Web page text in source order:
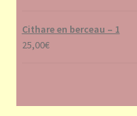
Cithare en berceau – 1
25,00€